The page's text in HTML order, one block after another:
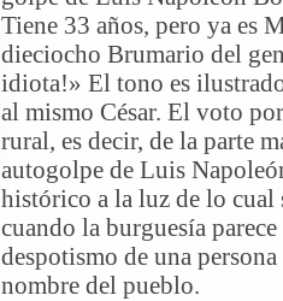
Tiene 33 años, pero ya es
dieciocho Brumario del
idiota!» El tono es
al mismo César. El voto
rural, es decir, de la parte
autogolpe de Luis
histórico a la luz de lo cual
cuando la burguesía
despotismo de una
nombre del pueblo.